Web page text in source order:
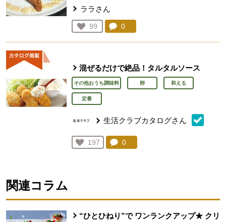
ララさん
お気に入り登録：
99
人が登録
コメント：
0
混ぜるだけで絶品！タルタルソース
その他おうち調味料 卵 和える
定番
生活クラブカタログさん
お気に入り登録：
197
人が登録
コメント：
0
関連コラム
“ひとひねり”で ワンランクアップ★ クリ